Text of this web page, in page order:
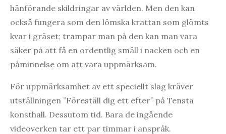
hänförande skildringar av världen. Men den kan
också fungera som den lömska krattan som glömts
kvar i gräset; trampar man på den kan man vara
säker på att få en ordentlig smäll i nacken och en
påminnelse om att vara uppmärksam.
För uppmärksamhet av ett speciellt slag kräver
utställningen ”Föreställ dig ett efter” på Tensta
konsthall. Dessutom tid. Bara de ingående
videoverken tar ett par timmar i anspråk.